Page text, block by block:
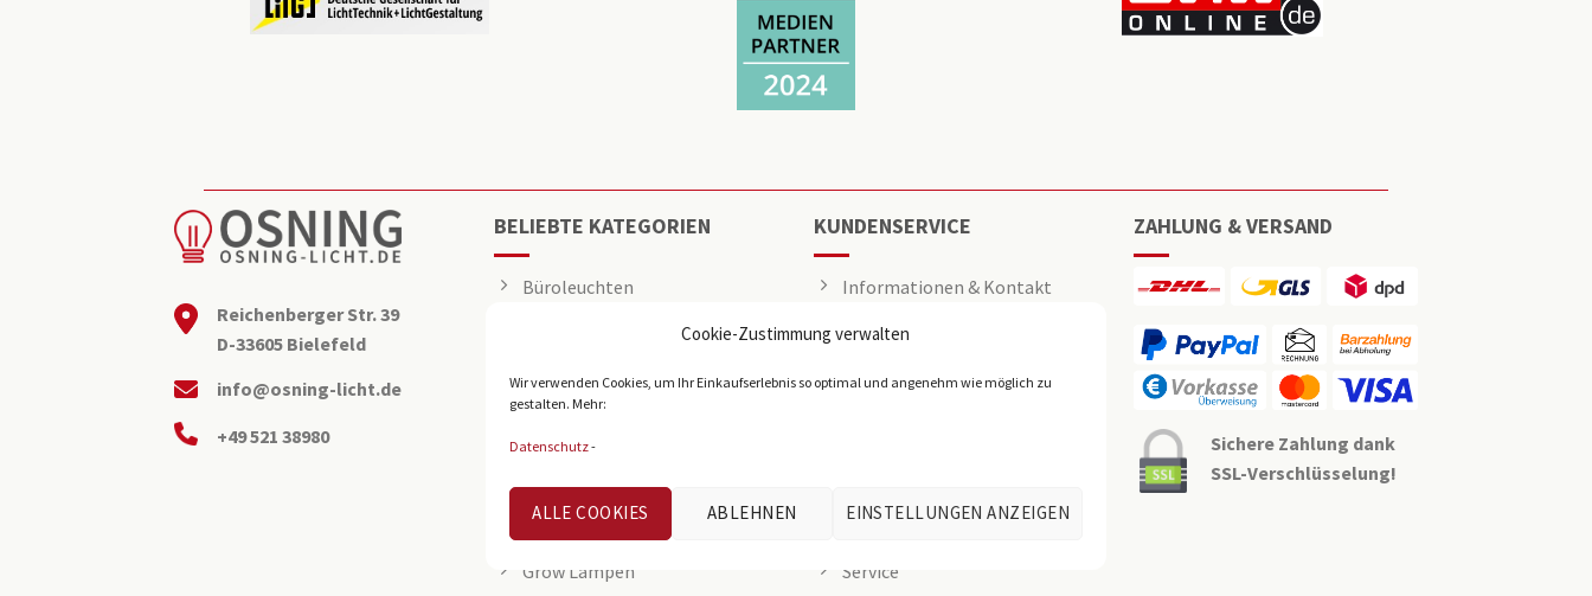
Cookie-Zustimmung verwalten
Wir verwenden Cookies, um Ihr Einkaufserlebnis so optimal und angenehm wie möglich zu
gestalten. Mehr:
Datenschutz-
ALLE COOKIES ABLEHNEN EINSTELLUNGEN ANZEIGEN
Reichenberger Str. 39
D-33605 Bielefeld
info@osning-licht.de
+49 521 38980
BELIEBTE KATEGORIEN
Büroleuchten
Rasterleuchten
Tischleuchten
Grow Lampen
KUNDENSERVICE
Informationen & Kontakt
Angebot anfragen
Über uns
Entsorgung von Batterien
Service
ZAHLUNG & VERSAND
Sichere Zahlung dank
SSL-Verschlüsselung!